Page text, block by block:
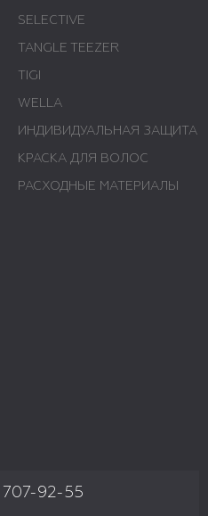
SELECTIVE
TANGLE TEEZER
TIGI
WELLA
ИНДИВИДУАЛЬНАЯ ЗАЩИТА
КРАСКА ДЛЯ ВОЛОС
РАСХОДНЫЕ МАТЕРИАЛЫ
92-55